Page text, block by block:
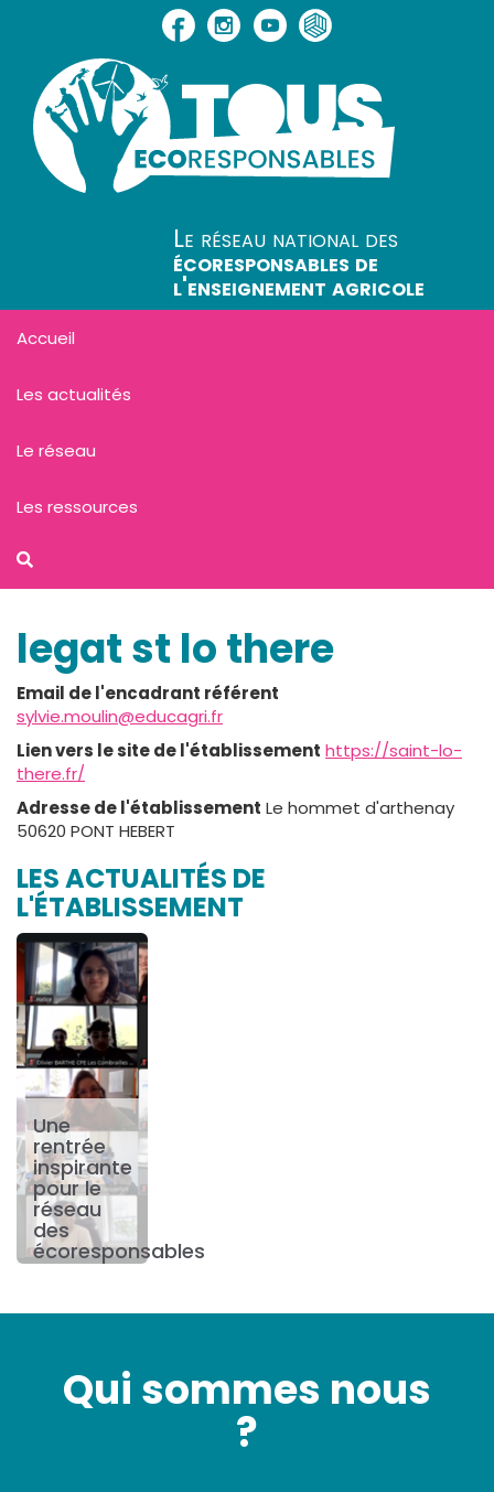
legat st lo there
Email de l'encadrant référent
sylvie.moulin@educagri.fr
Lien vers le site de l'établissement https://saint-lo-
there.fr/
Adresse de l'établissement Le hommet d'arthenay
50620 PONT HEBERT
LES ACTUALITÉS DE
L'ÉTABLISSEMENT
Une
rentrée
inspirante
pour le
réseau
des
écoresponsables
Le réseau national des
écoresponsables de
l'enseignement agricole
Accueil
Les actualités
Le réseau
Les ressources
Qui sommes nous
?